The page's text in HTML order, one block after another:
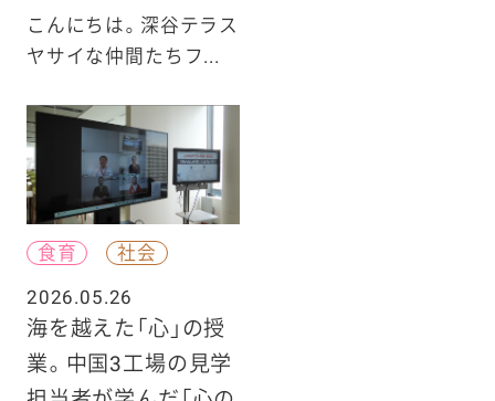
こんにちは。深谷テラス
ヤサイな仲間たちフ...
食育
社会
2026.05.26
海を越えた「心」の授
業。中国3工場の見学